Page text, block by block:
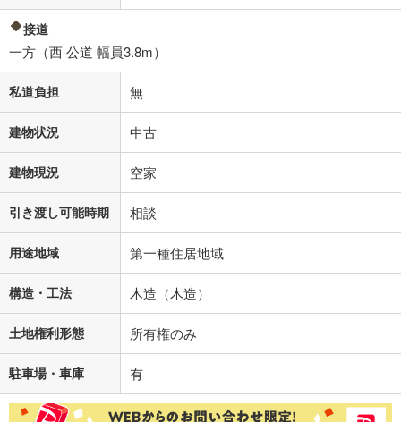
接道
一方（西 公道 幅員3.8m）
私道負担 無
建物状況 中古
建物現況 空家
引き渡し可能時期 相談
用途地域 第一種住居地域
構造・工法 木造（木造）
土地権利形態 所有権のみ
駐車場・車庫 有